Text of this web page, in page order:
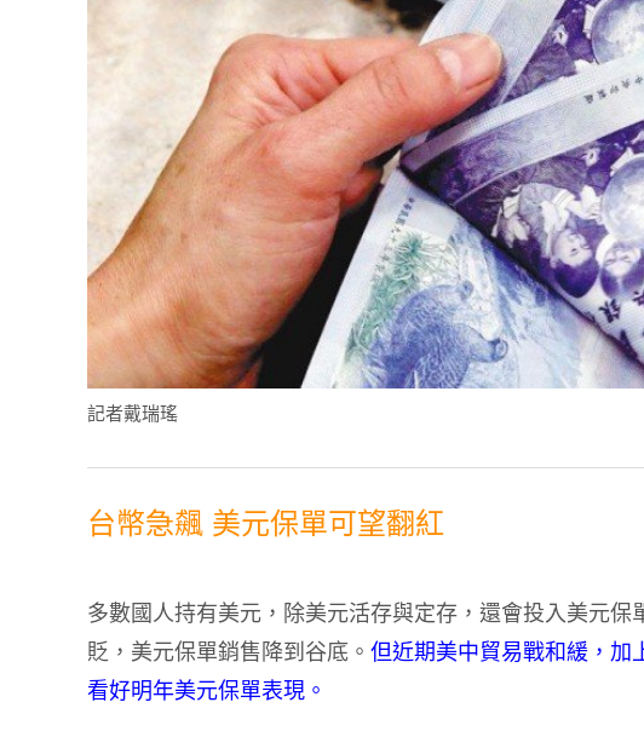
記者戴瑞瑤
台幣急飆 美元保單可望翻紅
多數國人持有美元，除美元活存與定存，還會投入美元
貶，美元保單銷售降到谷底。 但近期美中貿易戰和緩，加
看好明年美元保單表現。